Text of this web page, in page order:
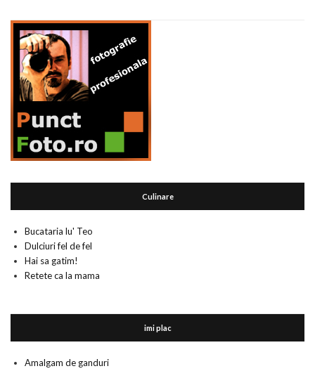
Culinare
Bucataria lu' Teo
Dulciuri fel de fel
Hai sa gatim!
Retete ca la mama
imi plac
Amalgam de ganduri